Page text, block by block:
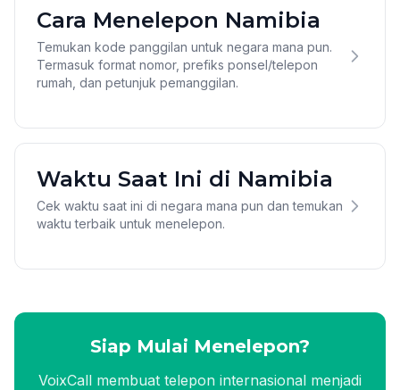
Cara Menelepon Namibia
Temukan kode panggilan untuk negara mana pun.
Termasuk format nomor, prefiks ponsel/telepon
rumah, dan petunjuk pemanggilan.
Waktu Saat Ini di Namibia
Cek waktu saat ini di negara mana pun dan temukan
waktu terbaik untuk menelepon.
Siap Mulai Menelepon?
VoixCall membuat telepon internasional menjadi